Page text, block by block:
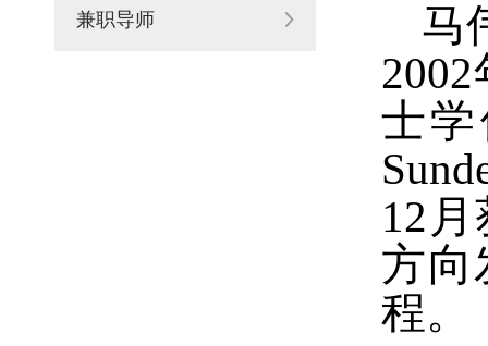
兼职导师
马
2002
士
12
方向
程。